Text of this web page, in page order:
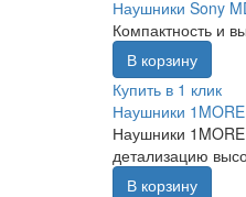
Наушники Sony
Компактность и
В корзину
Купить в 1 клик
Наушники
Наушники
детализацию
В корзину